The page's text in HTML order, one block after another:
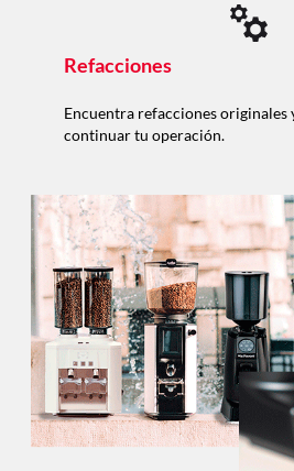
Refacciones
Encuentra refacciones originales
continuar tu operación.